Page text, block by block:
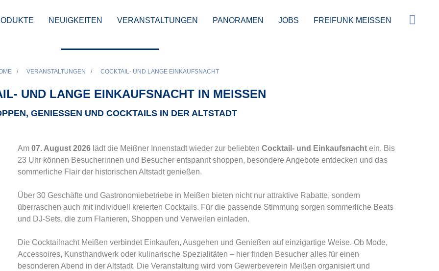
NEUIGKEITEN VERANSTALTUNGEN PANORAMEN JOBS FREIFUNK MEISSEN
/ VERANSTALTUNGEN / COCKTAIL- UND LANGE EINKAUFSNACHT
UND LANGE EINKAUFSNACHT IN MEISSEN
GENIESSEN UND COCKTAILS IN DER ALTSTADT
Am 07. August 2026lädt die Meißner Innenstadt wieder zur beliebten Cocktail- und Einkaufsnachtein. Bis
23 Uhr können Besucherinnen und Besucher entspannt shoppen, besondere Angebote entdecken und das
sommerliche Flair der historischen Altstadt genießen.
Über 30 Geschäfte und Gastronomiebetriebe in Meißen bieten nicht nur attraktive Rabatte, sondern
überraschen auch mit individuell kreierten Cocktails. Für die passende Stimmung sorgen sommerliche Beats
und DJ-Sets, die zum Flanieren, Shoppen und Verweilen einladen.
Die Cocktailnacht Meißen verbindet Einkaufen, Ausgehen und Genießen auf einzigartige Weise. Ob Mode,
Accessoires, Kunsthandwerk oder kulinarische Spezialitäten – hier finden Besucher alles für einen
besonderen Abend in der Altstadt. Die Veranstaltung wird vom Gewerbeverein Meißen organisiert und